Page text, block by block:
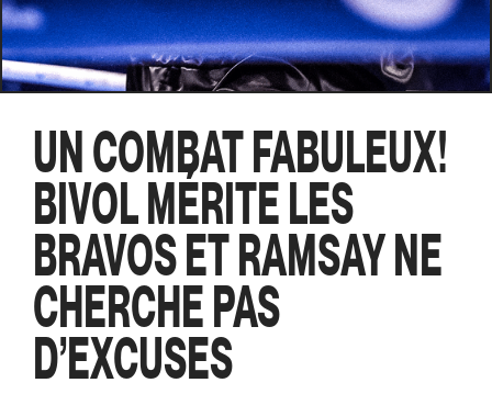
UN COMBAT FABULEUX!
BIVOL MÉRITE LES
BRAVOS ET RAMSAY NE
CHERCHE PAS
D’EXCUSES